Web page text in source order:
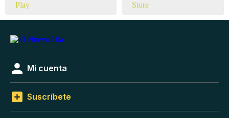
Mi cuenta
Suscríbete